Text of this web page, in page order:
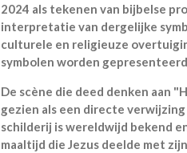
2024 als tekenen van bijbelse
interpretatie van dergelijke
culturele en religieuze
symbolen worden
De scène die deed denken aan
gezien als een directe
schilderij is wereldwijd bekend
maaltijd die Jezus deelde met